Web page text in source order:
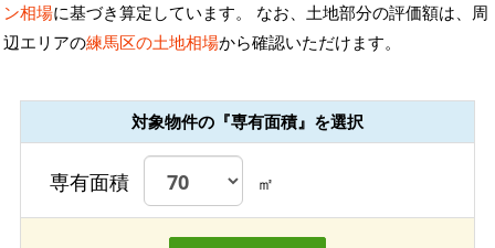
ン相場に基づき算定しています。 なお、土地部分の評価額は、周
辺エリアの練馬区の土地相場から確認いただけます。
対象物件の『専有面積』を選択
専有面積 ㎡